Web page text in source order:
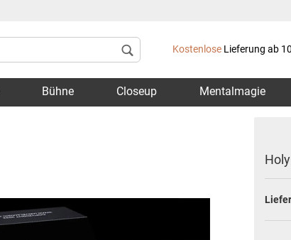
Lieferland
Konto
Kostenlose Lieferung ab
Bühne Closeup Mentalmagie